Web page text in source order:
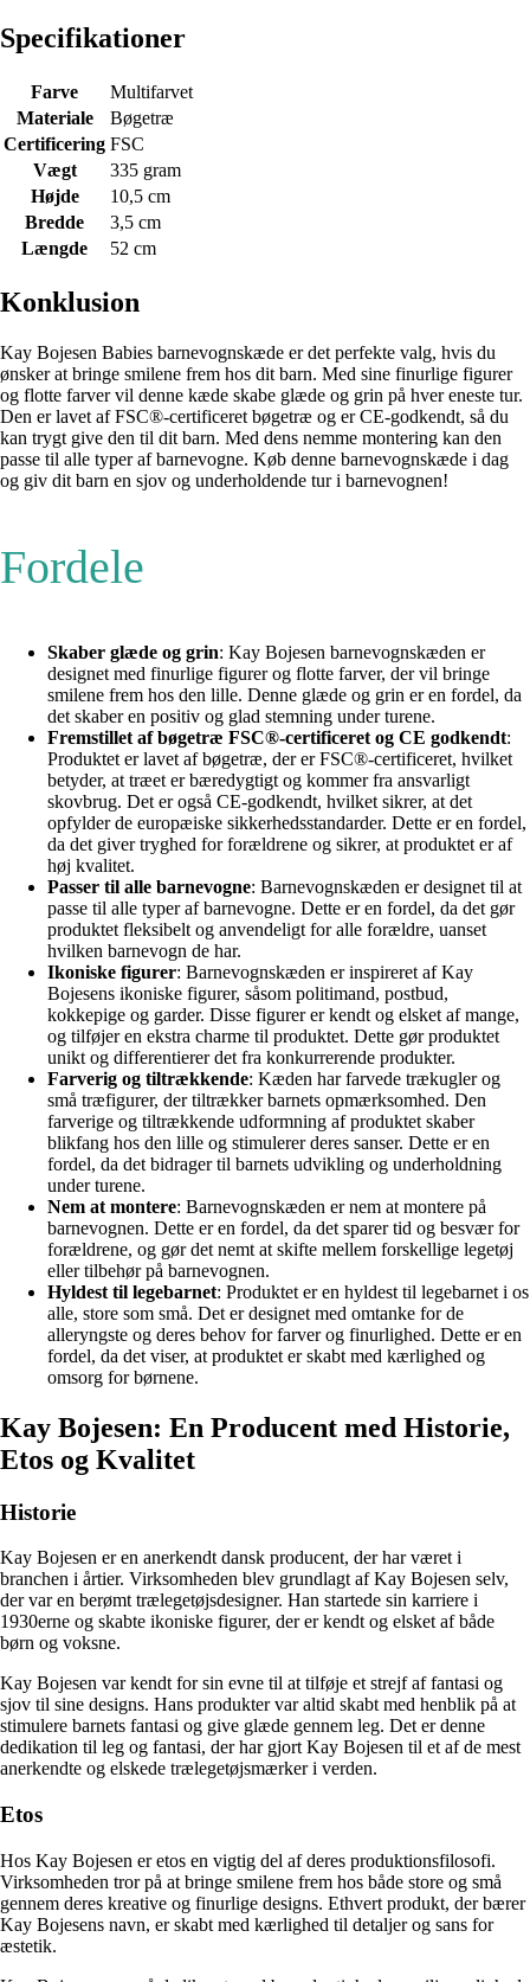
Specifikationer
Farve
Multifarvet
Materiale
Bøgetræ
Certificering FSC
Vægt
335 gram
Højde
10,5 cm
Bredde
3,5 cm
Længde
52 cm
Konklusion
Kay Bojesen Babies barnevognskæde er det perfekte valg, hvis du
ønsker at bringe smilene frem hos dit barn. Med sine finurlige figurer
og flotte farver vil denne kæde skabe glæde og grin på hver eneste tur.
Den er lavet af FSC®-certificeret bøgetræ og er CE-godkendt, så du
kan trygt give den til dit barn. Med dens nemme montering kan den
passe til alle typer af barnevogne. Køb denne barnevognskæde i dag
og giv dit barn en sjov og underholdende tur i barnevognen!
Fordele
Skaber glæde og grin: Kay Bojesen barnevognskæden er
designet med finurlige figurer og flotte farver, der vil bringe
smilene frem hos den lille. Denne glæde og grin er en fordel, da
det skaber en positiv og glad stemning under turene.
Fremstillet af bøgetræ FSC®-certificeret og CE godkendt:
Produktet er lavet af bøgetræ, der er FSC®-certificeret, hvilket
betyder, at træet er bæredygtigt og kommer fra ansvarligt
skovbrug. Det er også CE-godkendt, hvilket sikrer, at det
opfylder de europæiske sikkerhedsstandarder. Dette er en fordel,
da det giver tryghed for forældrene og sikrer, at produktet er af
høj kvalitet.
Passer til alle barnevogne: Barnevognskæden er designet til at
passe til alle typer af barnevogne. Dette er en fordel, da det gør
produktet fleksibelt og anvendeligt for alle forældre, uanset
hvilken barnevogn de har.
Ikoniske figurer: Barnevognskæden er inspireret af Kay
Bojesens ikoniske figurer, såsom politimand, postbud,
kokkepige og garder. Disse figurer er kendt og elsket af mange,
og tilføjer en ekstra charme til produktet. Dette gør produktet
unikt og differentierer det fra konkurrerende produkter.
Farverig og tiltrækkende: Kæden har farvede trækugler og
små træfigurer, der tiltrækker barnets opmærksomhed. Den
farverige og tiltrækkende udformning af produktet skaber
blikfang hos den lille og stimulerer deres sanser. Dette er en
fordel, da det bidrager til barnets udvikling og underholdning
under turene.
Nem at montere: Barnevognskæden er nem at montere på
barnevognen. Dette er en fordel, da det sparer tid og besvær for
forældrene, og gør det nemt at skifte mellem forskellige legetøj
eller tilbehør på barnevognen.
Hyldest til legebarnet: Produktet er en hyldest til legebarnet i os
alle, store som små. Det er designet med omtanke for de
alleryngste og deres behov for farver og finurlighed. Dette er en
fordel, da det viser, at produktet er skabt med kærlighed og
omsorg for børnene.
Kay Bojesen: En Producent med Historie,
Etos og Kvalitet
Historie
Kay Bojesen er en anerkendt dansk producent, der har været i
branchen i årtier. Virksomheden blev grundlagt af Kay Bojesen selv,
der var en berømt trælegetøjsdesigner. Han startede sin karriere i
1930erne og skabte ikoniske figurer, der er kendt og elsket af både
børn og voksne.
Kay Bojesen var kendt for sin evne til at tilføje et strejf af fantasi og
sjov til sine designs. Hans produkter var altid skabt med henblik på at
stimulere barnets fantasi og give glæde gennem leg. Det er denne
dedikation til leg og fantasi, der har gjort Kay Bojesen til et af de mest
anerkendte og elskede trælegetøjsmærker i verden.
Etos
Hos Kay Bojesen er etos en vigtig del af deres produktionsfilosofi.
Virksomheden tror på at bringe smilene frem hos både store og små
gennem deres kreative og finurlige designs. Ethvert produkt, der bærer
Kay Bojesens navn, er skabt med kærlighed til detaljer og sans for
æstetik.